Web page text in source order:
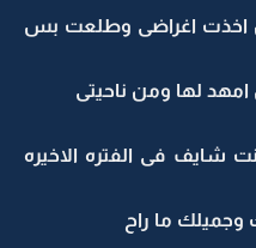
اخذت اغراضى وطلعت بس
امهد لها ومن ناحيتى
شايف فى الفتره الاخيره
وجميلك ما راح